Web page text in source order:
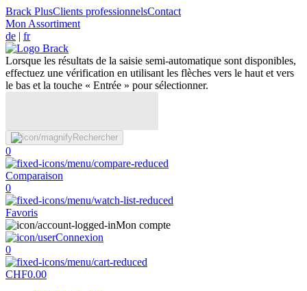
Brack PlusClients professionnelsContact
Mon Assortiment
de | fr
Lorsque les résultats de la saisie semi-automatique sont disponibles,
effectuez une vérification en utilisant les flèches vers le haut et vers
le bas et la touche « Entrée » pour sélectionner.
Rechercher
0
Comparaison
0
Favoris
Mon compte
Connexion
0
CHF0.00